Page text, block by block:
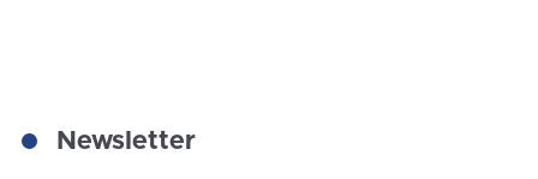
Newsletter